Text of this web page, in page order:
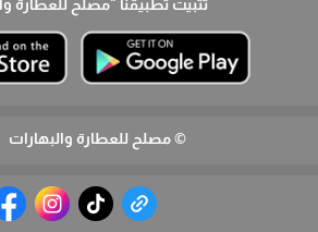
تثبيت تطبيقنا "مصلح للعطارة
© مصلح للعطارة والبهارات